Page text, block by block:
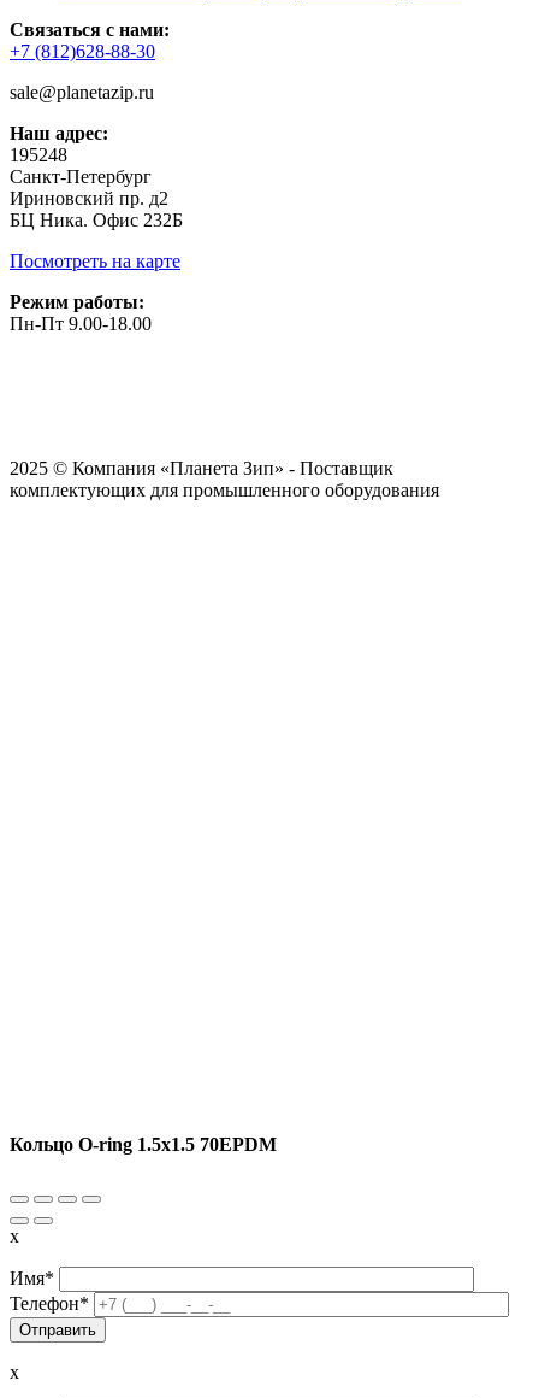
Связаться с нами:
+7 (812)628-88-30
sale@planetazip.ru
Наш адрес:
195248
Санкт-Петербург
Ириновский пр. д2
БЦ Ника. Офис 232Б
Посмотреть на карте
Режим работы:
Пн-Пт 9.00-18.00
2025 © Компания «Планета Зип» - Поставщик
комплектующих для промышленного оборудования
Кольцо O-ring 1.5х1.5 70EPDM
x
Имя*
Телефон*
x